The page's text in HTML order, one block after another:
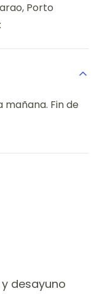
Porto
mañana. Fin de
desayuno